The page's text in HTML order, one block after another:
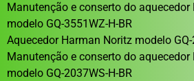
Manutenção e conserto do
modelo GQ-3551WZ-H-BR
Aquecedor Harman Noritz modelo GQ-
Manutenção e conserto do
modelo GQ-2037WS-H-BR